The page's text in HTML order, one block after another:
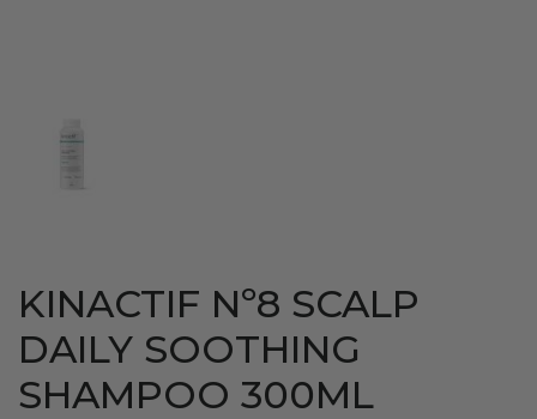
KINACTIF Nº8 SCALP
DAILY SOOTHING
SHAMPOO 300ML